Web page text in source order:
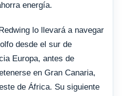
energía.
lo llevará a navegar
desde el sur de
Europa, antes de
en Gran Canaria,
de África. Su siguiente